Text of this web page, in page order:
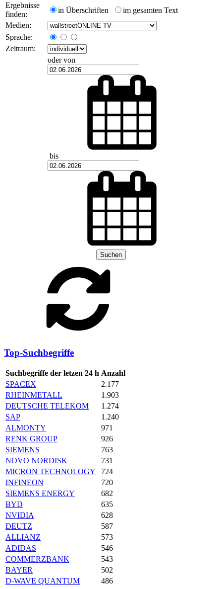
Ergebnisse
finden:
in Überschriften
im gesamten Text
Medien:
Sprache:
Zeitraum:
oder von
bis
Suchen
Top-Suchbegriffe
Suchbegriffe der letzen 24 h Anzahl
SPACEX
2.177
RHEINMETALL
1.903
DEUTSCHE TELEKOM
1.274
SAP
1.240
ALMONTY
971
RENK GROUP
926
SIEMENS
763
NOVO NORDISK
731
MICRON TECHNOLOGY
724
INFINEON
720
SIEMENS ENERGY
682
BYD
635
NVIDIA
628
DEUTZ
587
ALLIANZ
573
ADIDAS
546
COMMERZBANK
543
BAYER
502
D-WAVE QUANTUM
486